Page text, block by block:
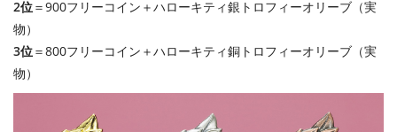
2位＝900フリーコイン＋ハローキティ銀トロフィーオリーブ（実
物）
3位＝800フリーコイン＋ハローキティ銅トロフィーオリーブ（実
物）